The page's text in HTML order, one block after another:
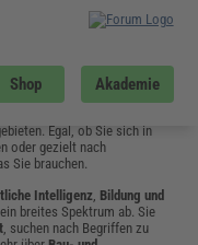
Shop Akademie
Glossar: Ihr
Kompetenz
Egal, ob Sie sich in
oder gezielt nach
Sie brauchen.
Intelligenz, Bildung und
breites Spektrum ab. Sie
, suchen nach Begriffen zu